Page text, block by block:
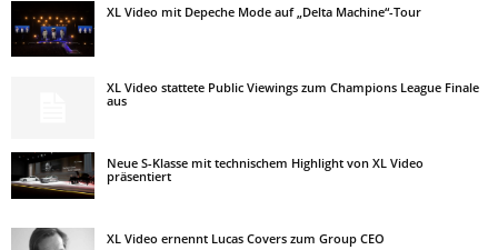
XL Video mit Depeche Mode auf „Delta Machine“-Tour
XL Video stattete Public Viewings zum Champions League Finale
aus
Neue S-Klasse mit technischem Highlight von XL Video
präsentiert
XL Video ernennt Lucas Covers zum Group CEO